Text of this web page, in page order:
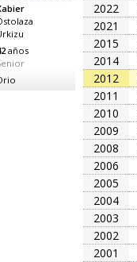
años
2022
2021
2015
2014
2012
2011
2010
2009
2008
2006
2005
2004
2003
2002
2001